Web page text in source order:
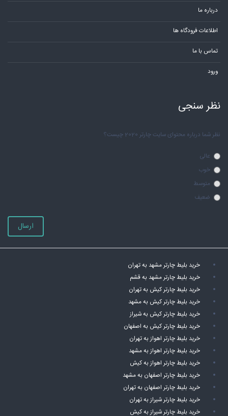
درباره ما
اطلاعات فرودگاه ها
تماس با ما
ورود
نظر سنجی
نظر شما درباره محتوای سایت چارتر 2020 چیست؟
عالی
خوب
متوسط
ضعیف
ارسال
خرید بلیط چارتر مشهد به تهران
خرید بلیط چارتر مشهد به قشم
خرید بلیط چارتر کیش به تهران
خرید بلیط چارتر کیش به مشهد
خرید بلیط چارتر کیش به شیراز
خرید بلیط چارتر کیش به اصفهان
خرید بلیط چارتر اهواز به تهران
خرید بلیط چارتر اهواز به مشهد
خرید بلیط چارتر اهواز به کیش
خرید بلیط چارتر اصفهان به مشهد
خرید بلیط چارتر اصفهان به تهران
خرید بلیط چارتر شیراز به تهران
خرید بلیط چارتر شیراز به کیش